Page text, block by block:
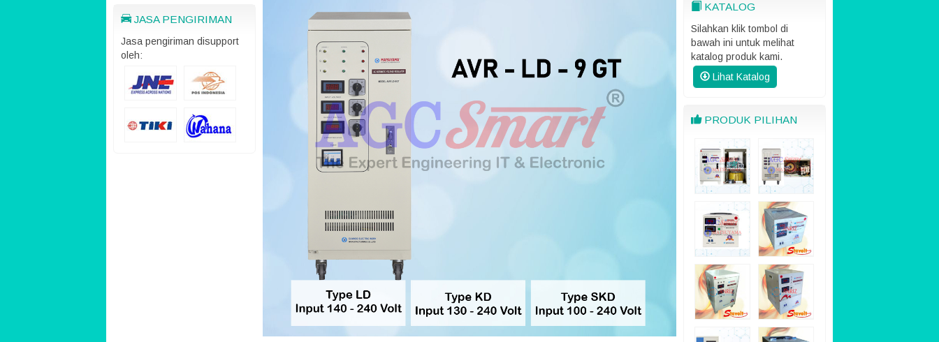
JASA PENGIRIMAN
Jasa pengiriman disupport
oleh:
KATALOG
Silahkan klik tombol di
bawah ini untuk melihat
katalog produk kami.
Lihat Katalog
PRODUK PILIHAN